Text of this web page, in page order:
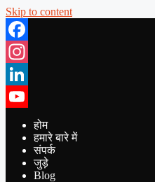
Skip to content
Facebook
Instagram
LinkedIn
YouTube
होम
हमारे बारे में
संपर्क
जुड़े
Blog